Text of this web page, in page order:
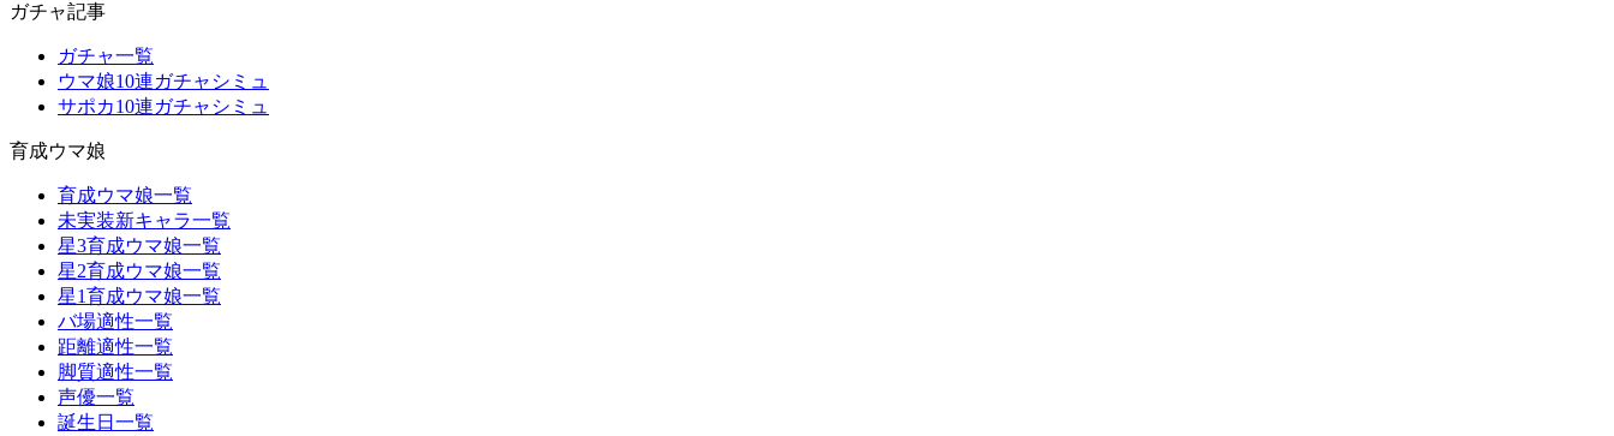
ガチャ記事
ガチャ一覧
ウマ娘10連ガチャシミュ
サポカ10連ガチャシミュ
育成ウマ娘
育成ウマ娘一覧
未実装新キャラ一覧
星3育成ウマ娘一覧
星2育成ウマ娘一覧
星1育成ウマ娘一覧
バ場適性一覧
距離適性一覧
脚質適性一覧
声優一覧
誕生日一覧